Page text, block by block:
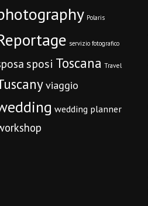
Polaris
servizio fotografico
sposi Toscana Travel
viaggio
wedding planner